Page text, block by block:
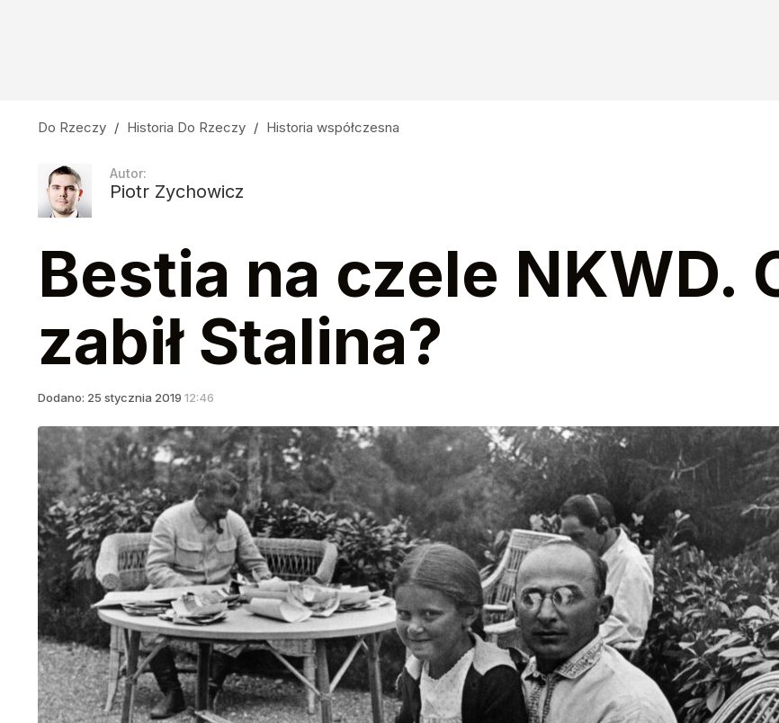
Do Rzeczy / Historia Do Rzeczy / Historia współczesna
Autor:
Piotr Zychowicz
Bestia na czele NKWD.
zabił Stalina?
Dodano: 25 stycznia 2019 12:46